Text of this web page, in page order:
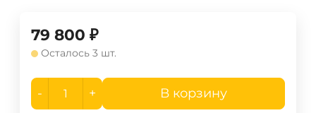
79 800 ₽
Осталось 3 шт.
- + В корзину